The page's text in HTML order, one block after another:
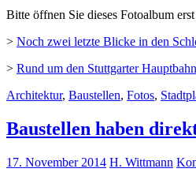
Bitte öffnen Sie dieses Fotoalbum
> Noch zwei letzte Blicke in den
> Rund um den Stuttgarter
Architektur, Baustellen, Fotos,
Baustellen haben
17. November 2014 H. Wittmann